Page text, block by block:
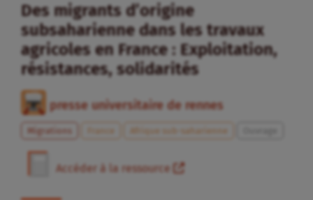
Des migrants d’origine
subsaharienne dans les travaux
agricoles en France : Exploitation,
résistances, solidarités
presse universitaire de rennes
Migrations France Afrique sub-saharienne
Accéder à la ressource